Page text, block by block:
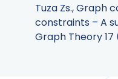
Tuza Zs., Graph
constraints – A
Graph Theory 17